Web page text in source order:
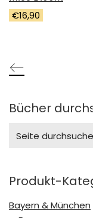
€16,90
Bücher
for:
Produkt-
Bayern & München